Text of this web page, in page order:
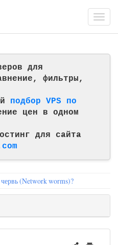
для
фильтры,
подбор VPS по
цен в одном
для сайта
червь (Network worms)?